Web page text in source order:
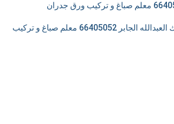
دهان صباغ ضاحية مبارك العبدالله الجابر 66405052 معلم صباغ و تركيب